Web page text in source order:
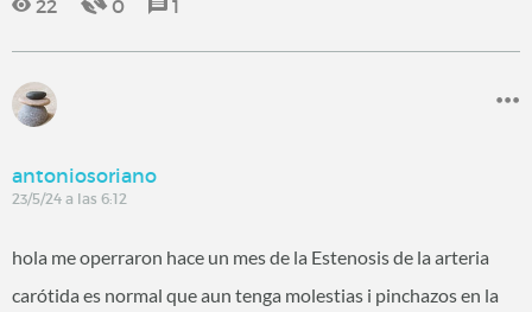
22 0 1
antoniosoriano
23/5/24 a las 6:12
hola me operraron hace un mes de la Estenosis de la arteria
carótida es normal que aun tenga molestias i pinchazos en la